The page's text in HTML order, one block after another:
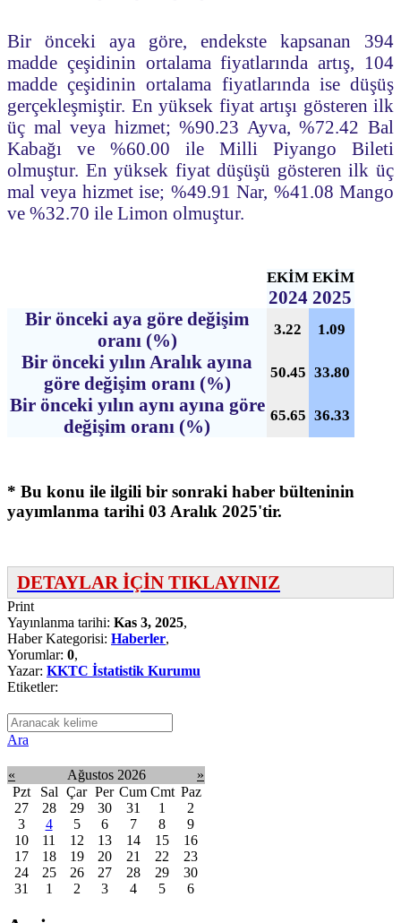
Bir önceki aya göre, endekste kapsanan 394
madde çeşidinin ortalama fiyatlarında artış, 104
madde çeşidinin ortalama fiyatlarında ise düşüş
gerçekleşmiştir. En yüksek fiyat artışı gösteren ilk
üç mal veya hizmet; %90.23 Ayva, %72.42 Bal
Kabağı ve %60.00 ile Milli Piyango Bileti
olmuştur. En yüksek fiyat düşüşü gösteren ilk üç
mal veya hizmet ise; %49.91 Nar, %41.08 Mango
ve %32.70 ile Limon olmuştur.
EKİM EKİM
2024 2025
Bir önceki aya göre değişim
oranı (%)
3.22 1.09
Bir önceki yılın Aralık ayına
göre değişim oranı (%)
50.45 33.80
Bir önceki yılın aynı ayına göre
değişim oranı (%)
65.65 36.33
* Bu konu ile ilgili bir sonraki haber bülteninin
yayımlanma tarihi 03 Aralık 2025'tir.
DETAYLAR İÇİN TIKLAYINIZ
Print
Yayınlanma tarihi: Kas 3, 2025,
Haber Kategorisi: Haberler,
Yorumlar: 0,
Yazar: KKTC İstatistik Kurumu
Etiketler:
Ara
« Ağustos 2026
»
Pzt
Sal Çar Per Cum Cmt Paz
27
28 29 30 31 1
2
3
4 5 6 7 8
9
10
11 12 13 14 15
16
17
18 19 20 21 22
23
24
25 26 27 28 29
30
31
1 2 3 4 5 6